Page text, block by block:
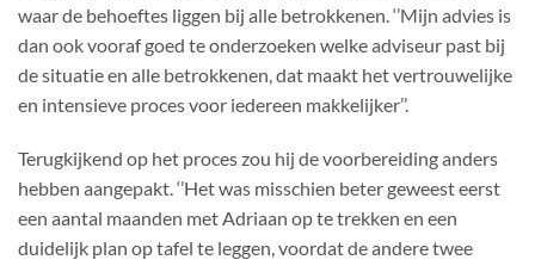
waar de behoeftes liggen bij alle betrokkenen. ‘’Mijn advies is
dan ook vooraf goed te onderzoeken welke adviseur past bij
de situatie en alle betrokkenen, dat maakt het vertrouwelijke
en intensieve proces voor iedereen makkelijker’’.
Terugkijkend op het proces zou hij de voorbereiding anders
hebben aangepakt. ‘’Het was misschien beter geweest eerst
een aantal maanden met Adriaan op te trekken en een
duidelijk plan op tafel te leggen, voordat de andere twee